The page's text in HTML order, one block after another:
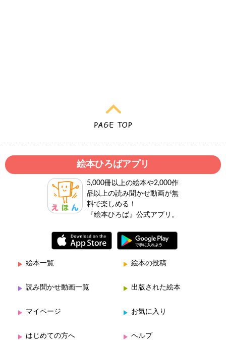
絵本ひろばアプリ
5,000冊以上の絵本や2,000作
品以上の読み聞かせ動画が無
料で楽しめる！
『絵本ひろば』公式アプリ。
絵本一覧 絵本の投稿
読み聞かせ動画一覧 出版された絵本
マイページ お気に入り
はじめての方へ ヘルプ